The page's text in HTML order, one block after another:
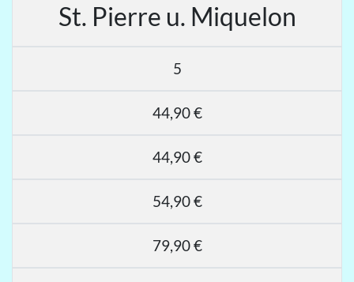
St. Pierre u. Miquelon
5
44,90 €
44,90 €
54,90 €
79,90 €